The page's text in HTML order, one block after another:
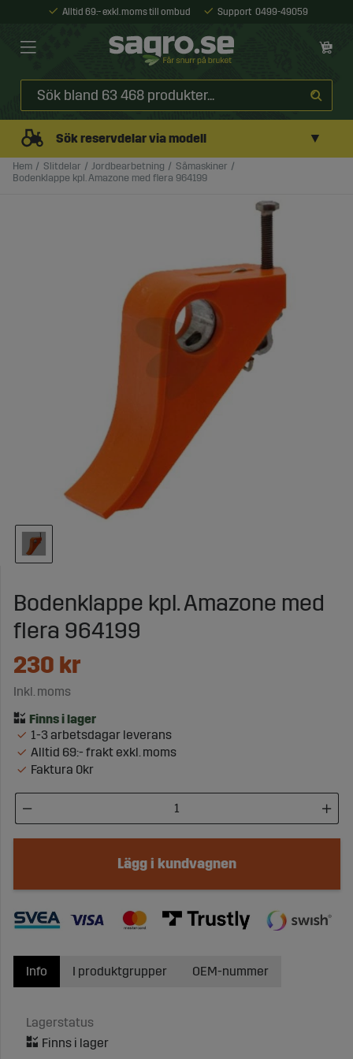
Alltid 69:- exkl. moms till ombud Support 0499-49059
Sök reservdelar via modell ▼
Hem Slitdelar Jordbearbetning
Såmaskiner
Bodenklappe kpl. Amazone med flera 964199
Bodenklappe kpl. Amazone med
flera 964199
230 kr
Inkl. moms
1-3 arbetsdagar leverans
Alltid 69:- frakt exkl. moms
Faktura 0kr
Lägg i kundvagnen
Info
Lagerstatus
I produktgrupper OEM-nummer